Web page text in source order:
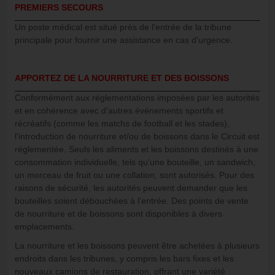
PREMIERS SECOURS
Un poste médical est situé près de l'entrée de la tribune
principale pour fournir une assistance en cas d'urgence.
APPORTEZ DE LA NOURRITURE ET DES BOISSONS
Conformément aux réglementations imposées par les autorités
et en cohérence avec d'autres événements sportifs et
récréatifs (comme les matchs de football et les stades),
l'introduction de nourriture et/ou de boissons dans le Circuit est
réglementée. Seuls les aliments et les boissons destinés à une
consommation individuelle, tels qu'une bouteille, un sandwich,
un morceau de fruit ou une collation, sont autorisés. Pour des
raisons de sécurité, les autorités peuvent demander que les
bouteilles soient débouchées à l'entrée. Des points de vente
de nourriture et de boissons sont disponibles à divers
emplacements.
La nourriture et les boissons peuvent être achetées à plusieurs
endroits dans les tribunes, y compris les bars fixes et les
nouveaux camions de restauration, offrant une variété